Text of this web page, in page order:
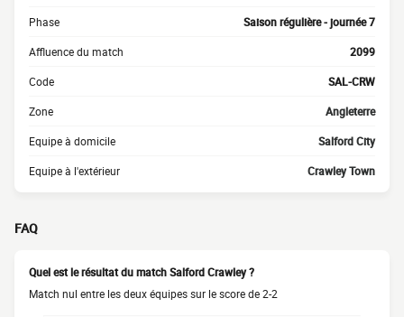
Phase Saison régulière - journée 7
Affluence du match 2099
Code SAL-CRW
Zone Angleterre
Equipe à domicile Salford City
Equipe à l'extérieur Crawley Town
FAQ
Quel est le résultat du match Salford Crawley ?
Match nul entre les deux équipes sur le score de 2-2